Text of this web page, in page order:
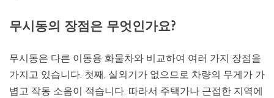
무시동의 장점은 무엇인가요?
무시동은 다른 이동용 화물차와 비교하여 여러 가지 장점을
가지고 있습니다. 첫째, 실외기가 없으므로 차량의 무게가 가
볍고 작동 소음이 적습니다. 따라서 주택가나 근접한 지역에